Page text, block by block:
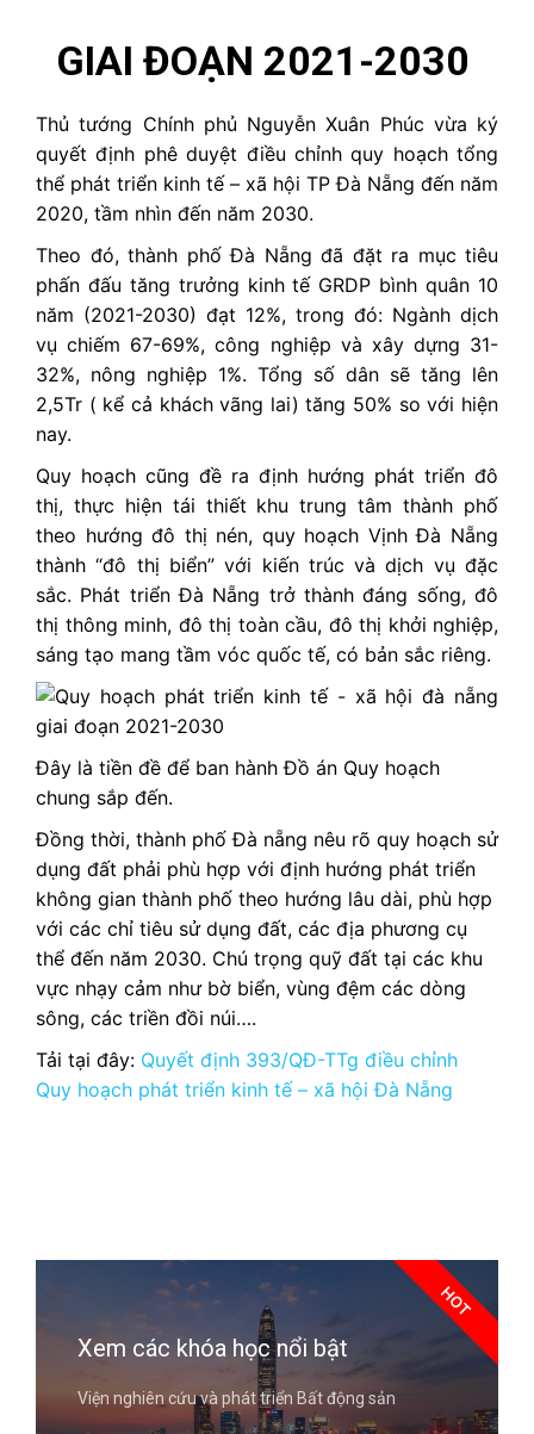
GIAI ĐOẠN 2021-2030
Thủ tướng Chính phủ Nguyễn Xuân Phúc vừa ký
quyết định phê duyệt điều chỉnh quy hoạch tổng
thể phát triển kinh tế – xã hội TP Đà Nẵng đến năm
2020, tầm nhìn đến năm 2030.
Theo đó, thành phố Đà Nẵng đã đặt ra mục tiêu
phấn đấu tăng trưởng kinh tế GRDP bình quân 10
năm (2021-2030) đạt 12%, trong đó: Ngành dịch
vụ chiếm 67-69%, công nghiệp và xây dựng 31-
32%, nông nghiệp 1%. Tổng số dân sẽ tăng lên
2,5Tr ( kể cả khách vãng lai) tăng 50% so với hiện
nay.
Quy hoạch cũng đề ra định hướng phát triển đô
thị, thực hiện tái thiết khu trung tâm thành phố
theo hướng đô thị nén, quy hoạch Vịnh Đà Nẵng
thành “đô thị biển” với kiến trúc và dịch vụ đặc
sắc. Phát triển Đà Nẵng trở thành đáng sống, đô
thị thông minh, đô thị toàn cầu, đô thị khởi nghiệp,
sáng tạo mang tầm vóc quốc tế, có bản sắc riêng.
Đây là tiền đề để ban hành Đồ án Quy hoạch
chung sắp đến.
Đồng thời, thành phố Đà nẵng nêu rõ quy hoạch sử
dụng đất phải phù hợp với định hướng phát triển
không gian thành phố theo hướng lâu dài, phù hợp
với các chỉ tiêu sử dụng đất, các địa phương cụ
thể đến năm 2030. Chú trọng quỹ đất tại các khu
vực nhạy cảm như bờ biển, vùng đệm các dòng
sông, các triền đồi núi….
Tải tại đây: Quyết định 393/QĐ-TTg điều chỉnh
Quy hoạch phát triển kinh tế – xã hội Đà Nẵng
Xem các khóa học nổi bật
Viện nghiên cứu và phát triển Bất động sản
HOT